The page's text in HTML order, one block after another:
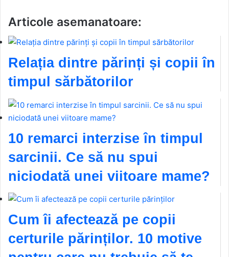
Articole asemanatoare:
Relația dintre părinți și copii în
timpul sărbătorilor
10 remarci interzise în timpul
sarcinii. Ce să nu spui
niciodată unei viitoare mame?
Cum îi afectează pe copii
certurile părinților. 10 motive